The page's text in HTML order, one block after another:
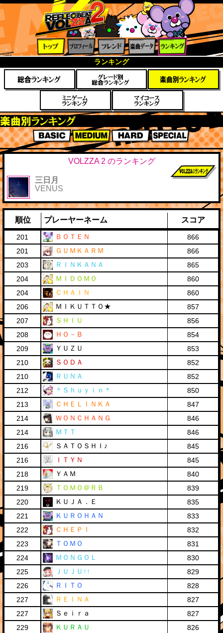
ィール
フレン
ド
楽曲デ
ータ
ング
ランキング
楽曲別スコアランキング
BASIC MEDIUM HARD SPECIAL
VOLZZA 2 のランキング
三日月
VENUS
順位 プレーヤーネーム スコア
201 ＢＯＴＥＮ
866
201
ＧＵＭＫＡＲＭ
866
203
ＲＩＮＫＡＮＡ
865
204
ＭＩＤＯＭＯ
860
204
ＣＨＡＩＮ
860
206
ＭＩＫＵＴＴＯ★
857
207
ＳＨＩＵ
856
208
ＨＯ－Ｂ
854
209
ＹＵＺＵ
853
210
ＳＯＤＡ
852
210
ＲＵＮＡ
852
212
＊Ｓｈｕｙｉｎ＊
850
213
ＣＨＥＬＩＮＫＡ
847
214
ＷＯＮＣＨＡＮＧ
846
214
ＭＴＴ
846
216
ＳＡＴＯＳＨＩ♪
845
216
ＩＴＹＮ
845
218
ＹＡＭ
840
219
ＴＯＭＯ＠ＲＢ
839
220
ＫＵＪＡ．Ｅ
835
221
ＫＵＲＯＨＡＮ
833
222
ＣＨＥＰＩ
832
223
ＴＯＭＯ
831
224
ＭＯＮＧＯＬ
830
225
ＪＵＪＵ↑↑
829
226
ＲＩＴＯ
828
227
ＲＥＩＮＡ
827
227
Ｓｅｉｒａ
827
229
ＫＵＲＡＵ
826